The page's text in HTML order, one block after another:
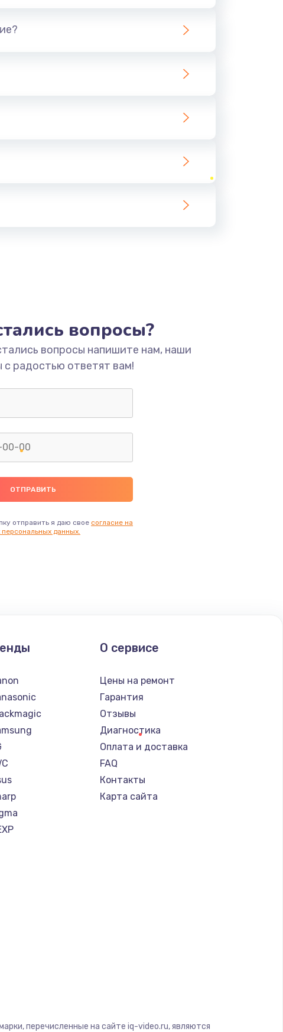
вопросы?
вопросы напишите нам, наши
с радостью ответят вам!
отправить я даю свое согласие на
данных.
О сервисе
Цены на ремонт
Гарантия
Отзывы
Диагностика
Оплата и доставка
FAQ
Контакты
Карта сайта
перечисленные на сайте iq-video.ru, являются